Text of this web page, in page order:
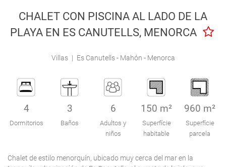
Engel & Völkers Holiday Villas
Atención al Cliente
CHALET CON PISCINA AL LADO DE LA
PLAYA EN ES CANUTELLS, MENORCA
Villas | Es Canutells - Mahón - Menorca
4
Dormitorios
3
Baños
6
Adultos y
niños
150 m²
Superfície
habitable
960 m²
Superfície
parcela
Chalet de estilo menorquín, ubicado muy cerca del mar en la